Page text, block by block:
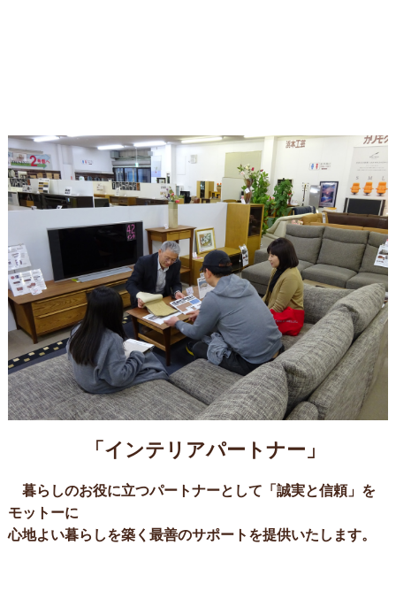
「インテリアパートナー」
暮らしのお役に立つパートナーとして「誠実と信頼」を
モットーに
心地よい暮らしを築く最善のサポートを提供いたします。